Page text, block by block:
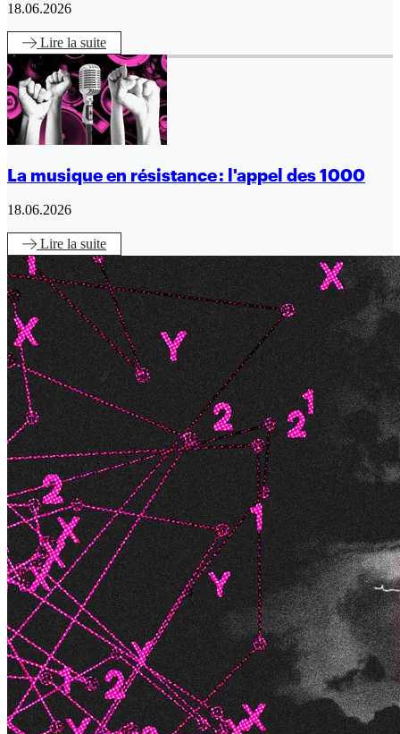
18.06.2026
Lire la suite
La musique en résistance : l'appel des 1000
18.06.2026
Lire la suite